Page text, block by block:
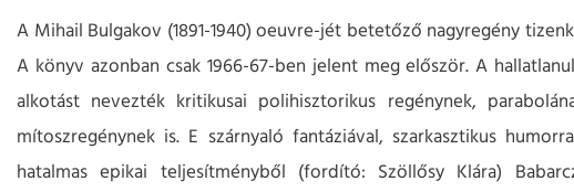
A Mihail Bulgakov (1891-1940) oeuvre-jét betetőző nagyregény
A könyv azonban csak 1966-67-ben jelent meg először. A
alkotást nevezték kritikusai polihisztorikus regénynek,
mítoszregénynek is. E szárnyaló fantáziával, szarkasztikus
hatalmas epikai teljesítményből (fordító: Szöllősy Klára)